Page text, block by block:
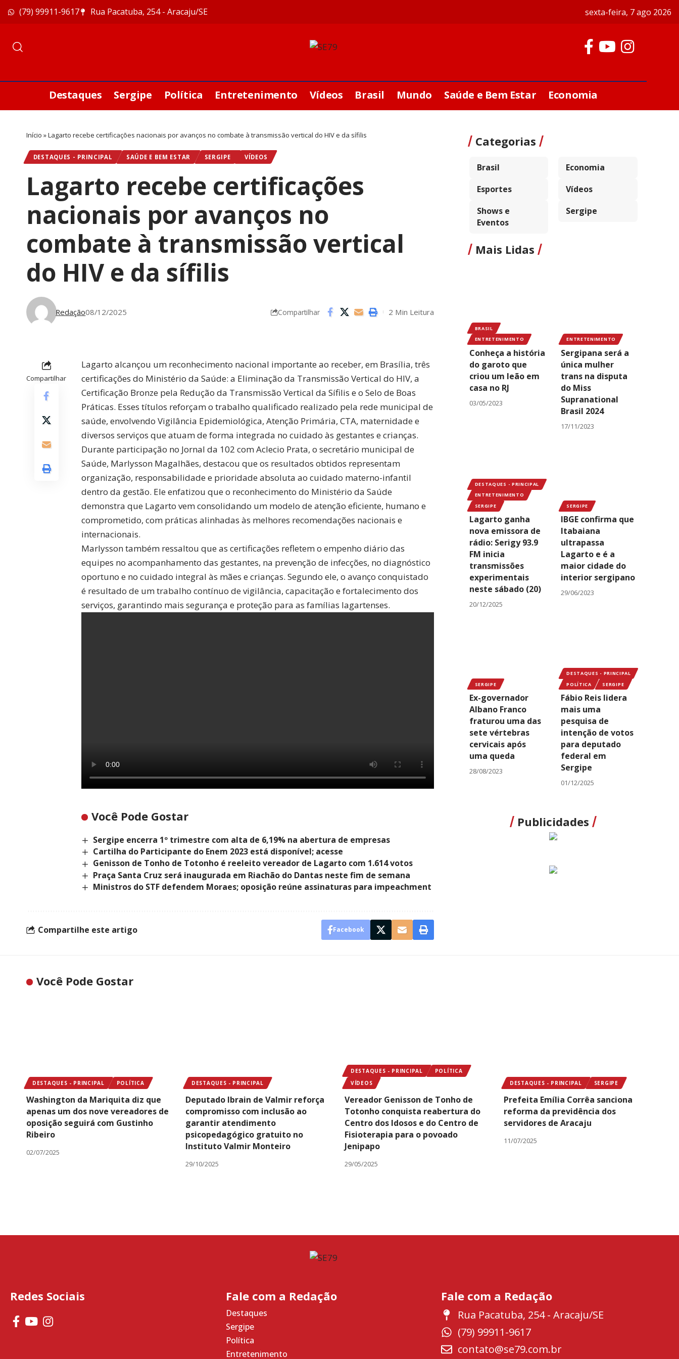
(79) 99911-9617 Rua Pacatuba, 254 - Aracaju/SE sexta-feira, 7 ago 2026
Destaques Sergipe Política Entretenimento Vídeos Brasil Mundo Saúde e Bem Estar Economia
Início »Lagarto recebe certificações nacionais por avanços no combate à transmissão vertical do HIV e da sífilis
DESTAQUES - PRINCIPAL SAÚDE E BEM ESTAR SERGIPE VÍDEOS
Lagarto recebe certificações
nacionais por avanços no
combate à transmissão vertical
do HIV e da sífilis
Redação08/12/2025 Compartilhar 2 Min Leitura
Compartilhar
Lagarto alcançou um reconhecimento nacional importante ao receber, em Brasília, três
certificações do Ministério da Saúde: a Eliminação da Transmissão Vertical do HIV, a
Certificação Bronze pela Redução da Transmissão Vertical da Sífilis e o Selo de Boas
Práticas. Esses títulos reforçam o trabalho qualificado realizado pela rede municipal de
saúde, envolvendo Vigilância Epidemiológica, Atenção Primária, CTA, maternidade e
diversos serviços que atuam de forma integrada no cuidado às gestantes e crianças.
Durante participação no Jornal da 102 com Aclecio Prata, o secretário municipal de
Saúde, Marlysson Magalhães, destacou que os resultados obtidos representam
organização, responsabilidade e prioridade absoluta ao cuidado materno-infantil
dentro da gestão. Ele enfatizou que o reconhecimento do Ministério da Saúde
demonstra que Lagarto vem consolidando um modelo de atenção eficiente, humano e
comprometido, com práticas alinhadas às melhores recomendações nacionais e
internacionais.
Marlysson também ressaltou que as certificações refletem o empenho diário das
equipes no acompanhamento das gestantes, na prevenção de infecções, no diagnóstico
oportuno e no cuidado integral às mães e crianças. Segundo ele, o avanço conquistado
é resultado de um trabalho contínuo de vigilância, capacitação e fortalecimento dos
serviços, garantindo mais segurança e proteção para as famílias lagartenses.
Você Pode Gostar
Sergipe encerra 1º trimestre com alta de 6,19% na abertura de empresas
Cartilha do Participante do Enem 2023 está disponível; acesse
Genisson de Tonho de Totonho é reeleito vereador de Lagarto com 1.614 votos
Praça Santa Cruz será inaugurada em Riachão do Dantas neste fim de semana
Ministros do STF defendem Moraes; oposição reúne assinaturas para impeachment
Compartilhe este artigo Facebook
Categorias
Brasil
Economia
Esportes
Vídeos
Shows e
Eventos
Sergipe
Mais Lidas
BRASIL
ENTRETENIMENTO
Conheça a história
do garoto que
criou um leão em
casa no RJ
03/05/2023
ENTRETENIMENTO
Sergipana será a
única mulher
trans na disputa
do Miss
Supranational
Brasil 2024
17/11/2023
DESTAQUES - PRINCIPAL
ENTRETENIMENTO
SERGIPE
Lagarto ganha
nova emissora de
rádio: Serigy 93.9
FM inicia
transmissões
experimentais
neste sábado (20)
20/12/2025
SERGIPE
IBGE confirma que
Itabaiana
ultrapassa
Lagarto e é a
maior cidade do
interior sergipano
29/06/2023
SERGIPE
Ex-governador
Albano Franco
fraturou uma das
sete vértebras
cervicais após
uma queda
28/08/2023
DESTAQUES - PRINCIPAL
POLÍTICA
SERGIPE
Fábio Reis lidera
mais uma
pesquisa de
intenção de votos
para deputado
federal em
Sergipe
01/12/2025
Publicidades
Você Pode Gostar
DESTAQUES - PRINCIPAL POLÍTICA
Washington da Mariquita diz que
apenas um dos nove vereadores de
oposição seguirá com Gustinho
Ribeiro
02/07/2025
DESTAQUES - PRINCIPAL
Deputado Ibrain de Valmir reforça
compromisso com inclusão ao
garantir atendimento
psicopedagógico gratuito no
Instituto Valmir Monteiro
29/10/2025
DESTAQUES - PRINCIPAL
POLÍTICA
VÍDEOS
Vereador Genisson de Tonho de
Totonho conquista reabertura do
Centro dos Idosos e do Centro de
Fisioterapia para o povoado
Jenipapo
29/05/2025
DESTAQUES - PRINCIPAL SERGIPE
Prefeita Emília Corrêa sanciona
reforma da previdência dos
servidores de Aracaju
11/07/2025
Redes Sociais Fale com a Redação
Destaques
Sergipe
Política
Entretenimento
Fale com a Redação
Rua Pacatuba, 254 - Aracaju/SE
(79) 99911-9617
contato@se79.com.br